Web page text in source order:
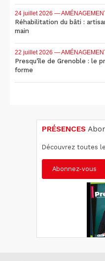
24 juillet 2026 —
Réhabilitation du bâti :
main
22 juillet 2026 —
Presqu'île de Grenoble : le
forme
PRÉSENCES
Découvrez toutes
Abonnez-vous